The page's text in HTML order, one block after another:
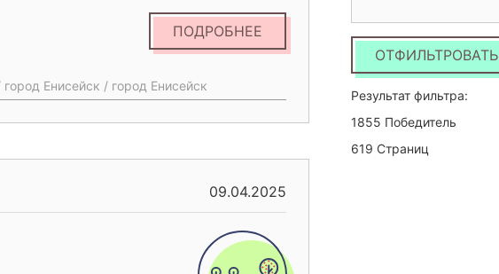
по адресу
данной
жителей и гостей
- отсутствует
газонов,
ПОДРОБНЕЕ
Енисейск / город Енисейск
09.04.2025
ОТФИЛЬТРОВАТЬ
Результат фильтра:
1855 Победитель
619 Страниц